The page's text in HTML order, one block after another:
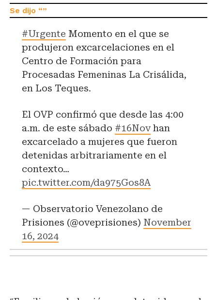
#Urgente Momento en el que se
produjeron excarcelaciones en el
Centro de Formación para
Procesadas Femeninas La Crisálida,
en Los Teques.
El OVP confirmó que desde las 4:00
a.m. de este sábado #16Nov han
excarcelado a mujeres que fueron
detenidas arbitrariamente en el
contexto…
pic.twitter.com/da975Gos8A
— Observatorio Venezolano de
Prisiones (@oveprisiones) November
16, 2024